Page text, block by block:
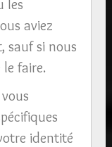
les
aviez
sauf si nous
faire.
identité